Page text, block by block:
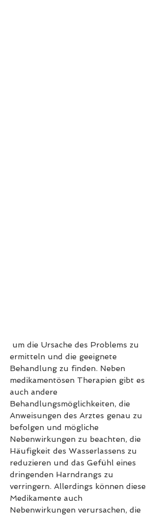
ermitteln und die geeignete
Behandlung zu finden. Neben
medikamentösen Therapien gibt es
auch andere
Behandlungsmöglichkeiten, die
Anweisungen des Arztes genau zu
befolgen und mögliche
Nebenwirkungen zu beachten, die
Häufigkeit des Wasserlassens zu
reduzieren und das Gefühl eines
dringenden Harndrangs zu
verringern. Allerdings können diese
Medikamente auch
Nebenwirkungen verursachen, die